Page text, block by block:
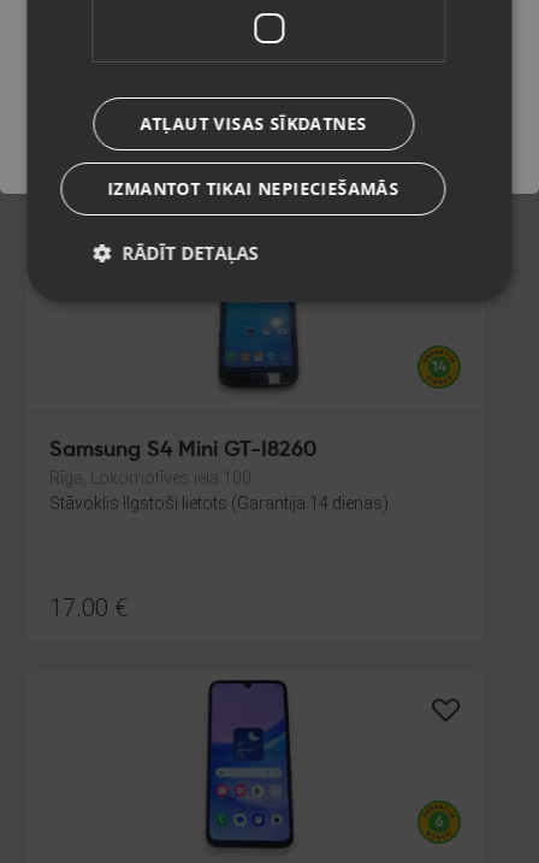
60.00
2.73€/mēn.
Samsung S4 Mini GT-I8260
Rīga, Lokomotīves iela 100
Stāvoklis Ilgstoši lietots (Garantija 14 dienas)
17.00 €
Saglabāt
ATĻAUT VISAS SĪKDATNES
IZMANTOT TIKAI NEPIECIEŠAMĀS
RĀDĪT DETAĻAS